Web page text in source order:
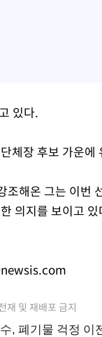
있다.
체장 후보 가운
조해온 그는 이번
의지를 보이고
및 재배포 금지